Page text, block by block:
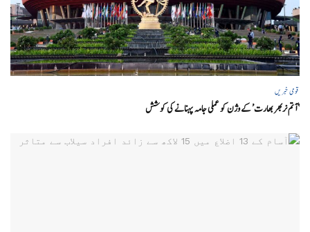
قومی خبریں
‘ آتم نربھر بھارت’ کے وژن کو عملی جامہ پہنانے کی کوشش